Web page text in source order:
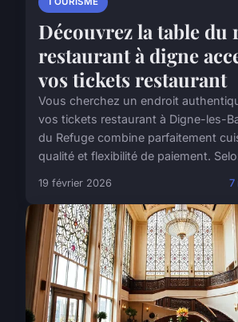
Découvrez la table du
restaurant à digne
vos tickets restaurant
Vous cherchez un endroit
vos tickets restaurant à Digne-les-
du Refuge combine parfaitement
qualité et flexibilité de paiement.
19 février 2026 7